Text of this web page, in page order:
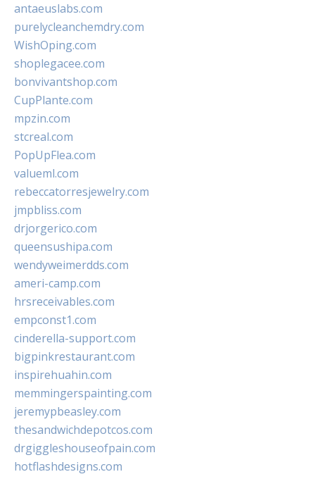
antaeuslabs.com
purelycleanchemdry.com
WishOping.com
shoplegacee.com
bonvivantshop.com
CupPlante.com
mpzin.com
stcreal.com
PopUpFlea.com
valueml.com
rebeccatorresjewelry.com
jmpbliss.com
drjorgerico.com
queensushipa.com
wendyweimerdds.com
ameri-camp.com
hrsreceivables.com
empconst1.com
cinderella-support.com
bigpinkrestaurant.com
inspirehuahin.com
memmingerspainting.com
jeremypbeasley.com
thesandwichdepotcos.com
drgiggleshouseofpain.com
hotflashdesigns.com